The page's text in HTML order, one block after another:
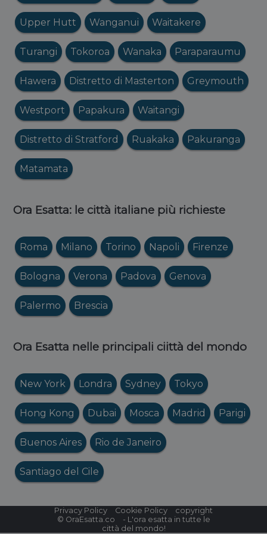
Upper Hutt Wanganui Waitakere
Turangi Tokoroa Wanaka Paraparaumu
Hawera Distretto di Masterton Greymouth
Westport Papakura Waitangi
Distretto di Stratford Ruakaka Pakuranga
Matamata
Ora Esatta: le città italiane più richieste
Roma Milano Torino Napoli Firenze
Bologna Verona Padova Genova
Palermo Brescia
Ora Esatta nelle principali ciittà del mondo
New York Londra Sydney Tokyo
Hong Kong Dubai Mosca Madrid Parigi
Buenos Aires Rio de Janeiro
Santiago del Cile
Privacy Policy Cookie Policy
copyright
© OraEsatta.co
- L'ora esatta in tutte le
città del mondo!